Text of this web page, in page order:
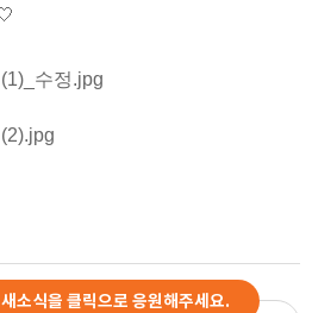
소식을 클릭으로 응원해주세요.